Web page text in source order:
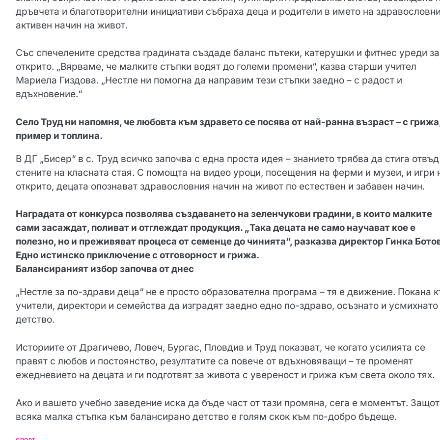
дръвчета и благотворителни инициативи събраха деца и родители в името на
активен начин на живот.
Със спечелените средства градината създаде баланс пътеки, катерушки и фитнес уреди за
открито. „Вярваме, че малките стъпки водят до големи промени“, казва старши учител
Мариела Гиздова. „Нестле ни помогна да направим тези стъпки заедно – с радост и
вдъхновение.“
Село Труд ни напомня, че любовта към здравето се посява от най-ранна възраст – с
пример и топлина.
В ДГ „Бисер“ в с. Труд всичко започва с една проста идея – знанието трябва да стига отвъд
стените на класната стая. С помощта на видео уроци, посещения на ферми и музеи, и игри
открито, децата опознават здравословния начин на живот по естествен и забавен начин.
Наградата от конкурса позволява създаването на зеленчукови градини, в които малките
сами засаждат, поливат и отглеждат продукция. „Така децата не само научават кое е
полезно, но и преживяват процеса от семенце до чинията“, разказва директор Гинка
Едно истинско приключение с отговорност и грижа.
Балансираният избор започва от днес
„Нестле за по-здрави деца“ не е просто образователна програма – тя е движение. Покана
учители, директори и семейства да изградят заедно едно по-здраво, осъзнато и усмихнато
детство.
Историите от Драгичево, Ловеч, Бургас, Пловдив и Труд показват, че когато усилията се
правят с любов и постоянство, резултатите са повече от вдъхновяващи – те променят
ежедневието на децата и ги подготвят за живота с увереност и грижа към света около тях.
Ако и вашето учебно заведение иска да бъде част от тази промяна, сега е моментът.
всяка малка стъпка към балансирано детство е голям скок към по-добро бъдеще.